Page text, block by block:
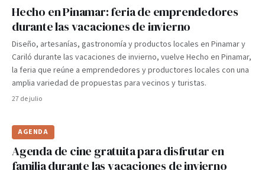
Hecho en Pinamar: feria de emprendedores
durante las vacaciones de invierno
Diseño, artesanías, gastronomía y productos locales en Pinamar y
Cariló durante las vacaciones de invierno, vuelve Hecho en Pinamar,
la feria que reúne a emprendedores y productores locales con una
amplia variedad de propuestas para vecinos y turistas.
27 de julio
AGENDA
Agenda de cine gratuita para disfrutar en
familia durante las vacaciones de invierno